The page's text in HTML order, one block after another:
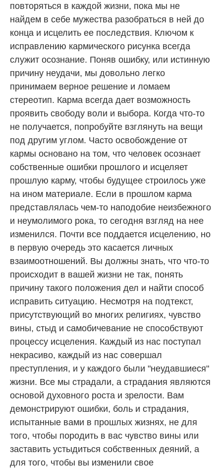
повторяться в каждой жизни, пока мы не
найдем в себе мужества разобраться в ней до
конца и исцелить ее последствия. Ключом к
исправлению кармического рисунка всегда
служит осознание. Поняв ошибку, или истинную
причину неудачи, мы довольно легко
принимаем верное решение и ломаем
стереотип. Карма всегда дает возможность
проявить свободу воли и выбора. Когда что-то
не получается, попробуйте взглянуть на вещи
под другим углом. Часто освобождение от
кармы основано на том, что человек осознает
собственные ошибки прошлого и исцеляет
прошлую карму, чтобы будущее строилось уже
на ином материале. Если в прошлом карма
представлялась чем-то наподобие неизбежного
и неумолимого рока, то сегодня взгляд на нее
изменился. Почти все поддается исцелению, но
в первую очередь это касается личных
взаимоотношений. Вы должны знать, что что-то
происходит в вашей жизни не так, понять
причину такого положения дел и найти способ
исправить ситуацию. Несмотря на подтекст,
присутствующий во многих религиях, чувство
вины, стыд и самобичевание не способствуют
процессу исцеления. Каждый из нас поступал
некрасиво, каждый из нас совершал
преступления, и у каждого были "неудавшиеся"
жизни. Все мы страдали, а страдания являются
основой духовного роста и зрелости. Вам
демонстрируют ошибки, боль и страдания,
испытанные вами в прошлых жизнях, не для
того, чтобы породить в вас чувство вины или
заставить устыдиться собственных деяний, а
для того, чтобы вы изменили свое